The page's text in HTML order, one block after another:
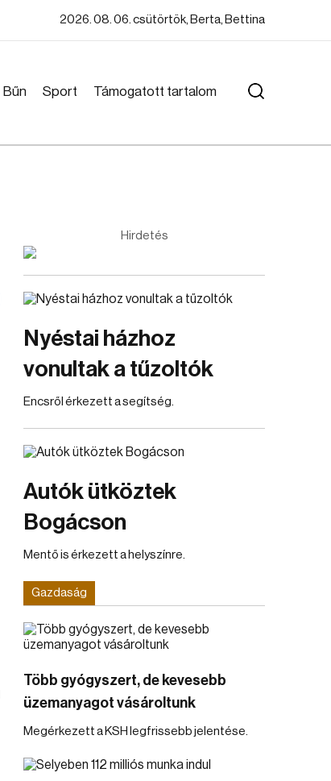
2026. 08. 06. csütörtök, Berta, Bettina
Bűn Sport Támogatott tartalom
Hirdetés
Nyéstai házhoz
vonultak a tűzoltók
Encsről érkezett a segítség.
Autók ütköztek
Bogácson
Mentő is érkezett a helyszínre.
Gazdaság
Több gyógyszert, de kevesebb
üzemanyagot vásároltunk
Megérkezett a KSH legfrissebb jelentése.